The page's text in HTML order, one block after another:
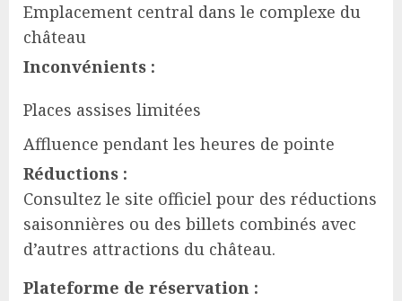
Emplacement central dans le complexe du
château
Inconvénients :
Places assises limitées
Affluence pendant les heures de pointe
Réductions :
Consultez le site officiel pour des réductions
saisonnières ou des billets combinés avec
d’autres attractions du château.
Plateforme de réservation :